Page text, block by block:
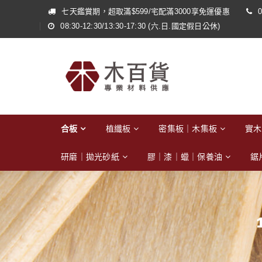
七天鑑賞期，超取滿$599/宅配滿3000享免運優惠
08:30-12:30/13:30-17:30 (六.日.國定假日公休)
合板 植纖板 密集板｜木集板 實
研磨｜拋光砂紙 膠｜漆｜蠟｜保養油 鋸